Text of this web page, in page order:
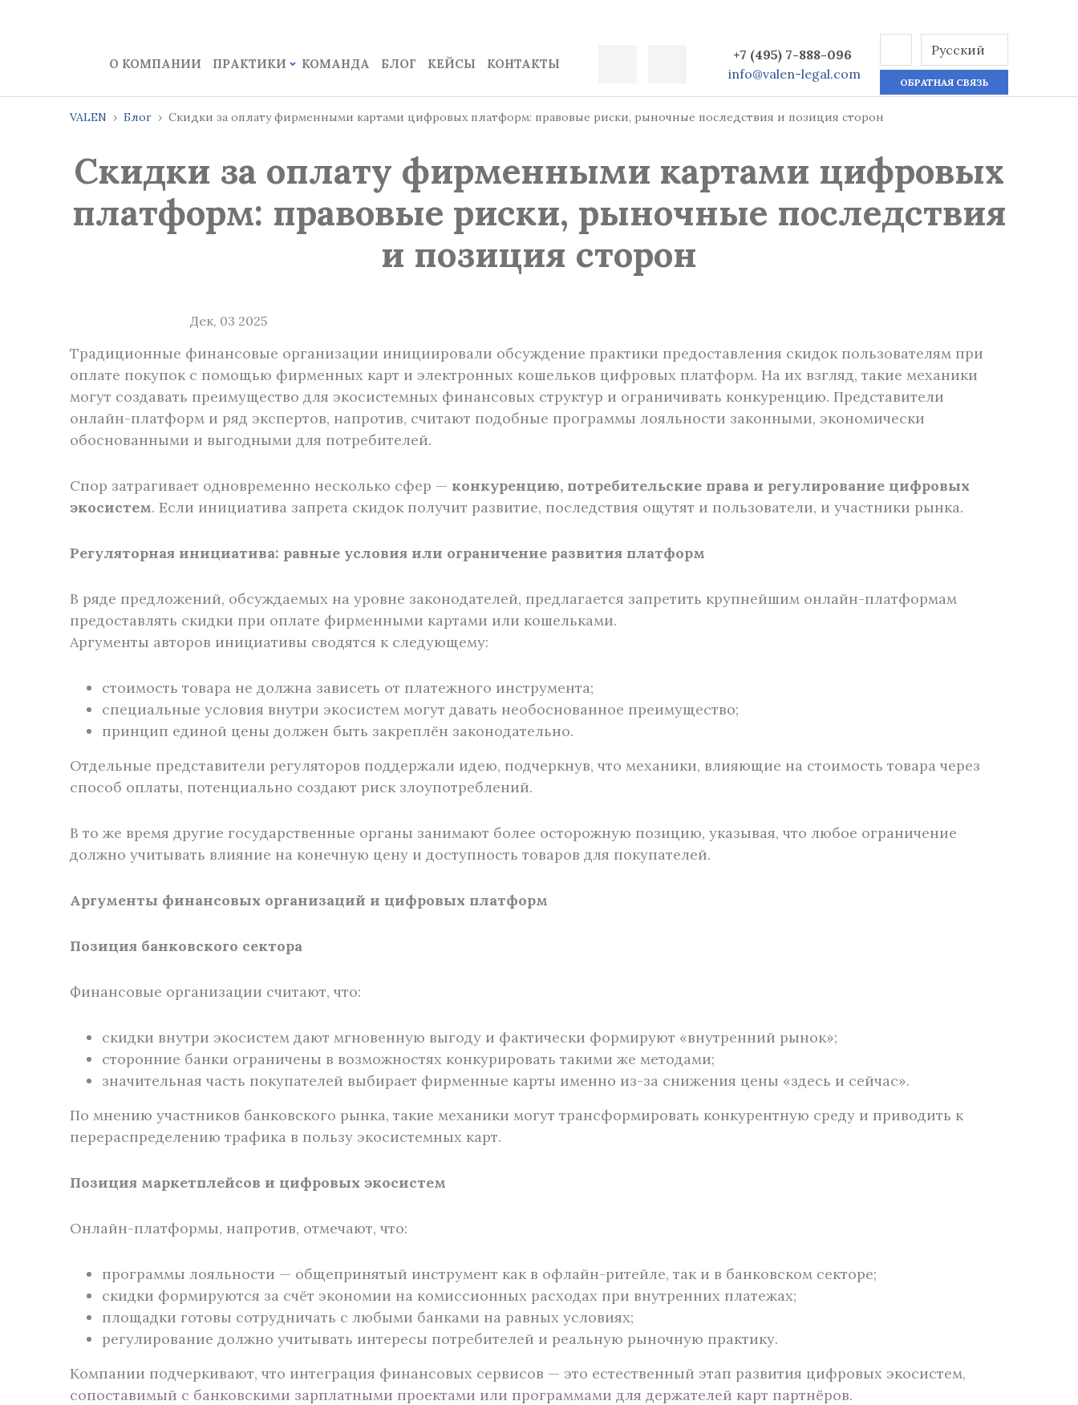
О КОМПАНИИ ПРАКТИКИ КОМАНДА БЛОГ КЕЙСЫ КОНТАКТЫ
+7 (495) 7-888-096
info@valen-legal.com
ОБРАТНАЯ СВЯЗЬ
VALEN Блог Скидки за оплату фирменными картами цифровых платформ: правовые риски, рыночные последствия и позиция сторон
Скидки за оплату фирменными картами цифровых
платформ: правовые риски, рыночные последствия
и позиция сторон
Дек, 03 2025
Традиционные финансовые организации инициировали обсуждение практики предоставления скидок пользователям при
оплате покупок с помощью фирменных карт и электронных кошельков цифровых платформ. На их взгляд, такие механики
могут создавать преимущество для экосистемных финансовых структур и ограничивать конкуренцию. Представители
онлайн-платформ и ряд экспертов, напротив, считают подобные программы лояльности законными, экономически
обоснованными и выгодными для потребителей.
Спор затрагивает одновременно несколько сфер — конкуренцию, потребительские права и регулирование цифровых
экосистем. Если инициатива запрета скидок получит развитие, последствия ощутят и пользователи, и участники рынка.
Регуляторная инициатива: равные условия или ограничение развития платформ
В ряде предложений, обсуждаемых на уровне законодателей, предлагается запретить крупнейшим онлайн-платформам
предоставлять скидки при оплате фирменными картами или кошельками.
Аргументы авторов инициативы сводятся к следующему:
стоимость товара не должна зависеть от платежного инструмента;
специальные условия внутри экосистем могут давать необоснованное преимущество;
принцип единой цены должен быть закреплён законодательно.
Отдельные представители регуляторов поддержали идею, подчеркнув, что механики, влияющие на стоимость товара через
способ оплаты, потенциально создают риск злоупотреблений.
В то же время другие государственные органы занимают более осторожную позицию, указывая, что любое ограничение
должно учитывать влияние на конечную цену и доступность товаров для покупателей.
Аргументы финансовых организаций и цифровых платформ
Позиция банковского сектора
Финансовые организации считают, что:
скидки внутри экосистем дают мгновенную выгоду и фактически формируют «внутренний рынок»;
сторонние банки ограничены в возможностях конкурировать такими же методами;
значительная часть покупателей выбирает фирменные карты именно из-за снижения цены «здесь и сейчас».
По мнению участников банковского рынка, такие механики могут трансформировать конкурентную среду и приводить к
перераспределению трафика в пользу экосистемных карт.
Позиция маркетплейсов и цифровых экосистем
Онлайн-платформы, напротив, отмечают, что:
программы лояльности — общепринятый инструмент как в офлайн-ритейле, так и в банковском секторе;
скидки формируются за счёт экономии на комиссионных расходах при внутренних платежах;
площадки готовы сотрудничать с любыми банками на равных условиях;
регулирование должно учитывать интересы потребителей и реальную рыночную практику.
Компании подчеркивают, что интеграция финансовых сервисов — это естественный этап развития цифровых экосистем,
сопоставимый с банковскими зарплатными проектами или программами для держателей карт партнёров.